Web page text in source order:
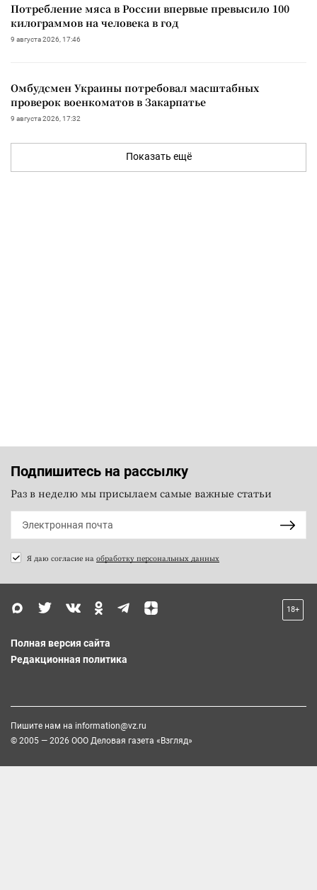
Потребление мяса в России впервые превысило 100
килограммов на человека в год
9 августа 2026, 17:46
Омбудсмен Украины потребовал масштабных
проверок военкоматов в Закарпатье
9 августа 2026, 17:32
Показать ещё
Подпишитесь на рассылку
Раз в неделю мы присылаем самые важные статьи
Я даю согласие на обработку персональных данных
18+
Полная версия сайта
Редакционная политика
Пишите нам на information@vz.ru
© 2005 — 2026 ООО Деловая газета «Взгляд»